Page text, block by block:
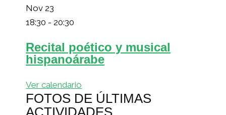
Nov 23
18:30 - 20:30
Recital poético y musical
hispanoárabe
Ver calendario
FOTOS DE ÚLTIMAS